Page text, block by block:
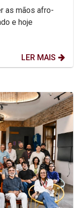
as mãos afro-
e hoje
LER MAIS